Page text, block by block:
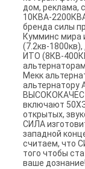
дом, реклама,
10КВА-
бренда силы
Кумминс мира
(7.2кв-
ИТО (8КВ-
Мекк
включают
открытых,
СИЛА
западной
считаем, что
того чтобы
ваше дознание!